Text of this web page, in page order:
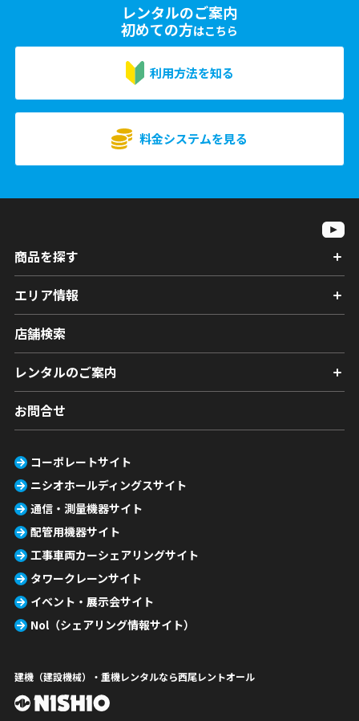
レンタルのご案内
初めての方はこちら
利用方法を知る
料金システムを見る
商品を探す
エリア情報
店舗検索
レンタルのご案内
お問合せ
コーポレートサイト
ニシオホールディングスサイト
通信・測量機器サイト
配管用機器サイト
工事車両カーシェアリングサイト
タワークレーンサイト
イベント・展示会サイト
Nol（シェアリング情報サイト）
建機（建設機械）・重機レンタルなら西尾レントオール